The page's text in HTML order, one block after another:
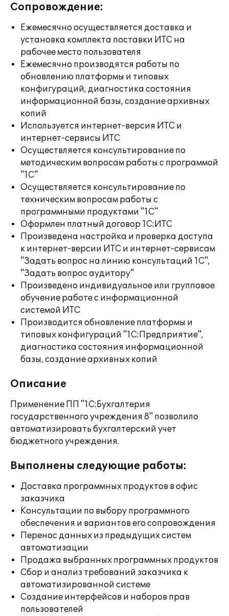
Сопровождение:
Ежемесячно осуществляется доставка и
установка комплекта поставки ИТС на
рабочее место пользователя
Ежемесячно производятся работы по
обновлению платформы и типовых
конфигураций, диагностика состояния
информационной базы, создание архивных
копий
Используется интернет-версия ИТС и
интернет-сервисы ИТС
Осуществляется консультирование по
методическим вопросам работы с программой
"1С"
Осуществляется консультирование по
техническим вопросам работы с
программными продуктами "1С"
Оформлен платный договор 1С:ИТС
Произведена настройка и проверка доступа
к интернет-версии ИТС и интернет-сервисам
"Задать вопрос на линию консультаций 1С",
"Задать вопрос аудитору"
Произведено индивидуальное или групповое
обучение работе с информационной
системой ИТС
Производится обновление платформы и
типовых конфигураций "1С:Предприятие",
диагностика состояния информационной
базы, создание архивных копий
Описание
Применение ПП "1С:Бухгалтерия
государственного учреждения 8" позволило
автоматизировать бухгалтерский учет
бюджетного учреждения.
Выполнены следующие работы:
Доставка программных продуктов в офис
заказчика
Консультации по выбору программного
обеспечения и вариантов его сопровождения
Перенос данных из предыдущих систем
автоматизации
Продажа выбранных программных продуктов
Сбор и анализ требований заказчика к
автоматизированной системе
Создание интерфейсов и наборов прав
пользователей